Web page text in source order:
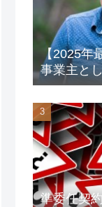
【2025年
事業主と
る？老後
準委任契